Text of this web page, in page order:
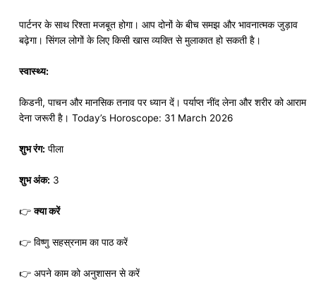
पार्टनर के साथ रिश्ता मजबूत होगा। आप दोनों के बीच समझ और भावनात्मक जुड़ाव
बढ़ेगा। सिंगल लोगों के लिए किसी खास व्यक्ति से मुलाकात हो सकती है।
स्वास्थ्य:
किडनी, पाचन और मानसिक तनाव पर ध्यान दें। पर्याप्त नींद लेना और शरीर को आराम
देना जरूरी है। Today’s Horoscope: 31 March 2026
शुभ रंग: पीला
शुभ अंक: 3
👉क्या करें
👉 विष्णु सहस्रनाम का पाठ करें
👉 अपने काम को अनुशासन से करें